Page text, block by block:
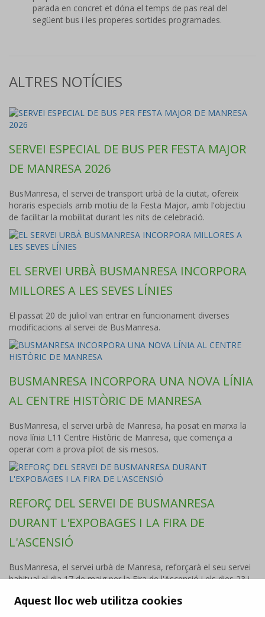
Aquest lloc web utilitza cookies
parada en concret et dóna el temps de pas real del
següent bus i les properes sortides programades.
ALTRES NOTÍCIES
SERVEI ESPECIAL DE BUS PER FESTA MAJOR
DE MANRESA 2026
BusManresa, el servei de transport urbà de la ciutat, ofereix
horaris especials amb motiu de la Festa Major, amb l'objectiu
de facilitar la mobilitat durant les nits de celebració.
EL SERVEI URBÀ BUSMANRESA INCORPORA
MILLORES A LES SEVES LÍNIES
El passat 20 de juliol van entrar en funcionament diverses
modificacions al servei de BusManresa.
BUSMANRESA INCORPORA UNA NOVA LÍNIA
AL CENTRE HISTÒRIC DE MANRESA
BusManresa, el servei urbà de Manresa, ha posat en marxa la
nova línia L11 Centre Històric de Manresa, que comença a
operar com a prova pilot de sis mesos.
REFORÇ DEL SERVEI DE BUSMANRESA
DURANT L'EXPOBAGES I LA FIRA DE
L'ASCENSIÓ
BusManresa, el servei urbà de Manresa, reforçarà el seu servei
habitual el dia 17 de maig per la Fira de l'Ascensió i els dies 23 i